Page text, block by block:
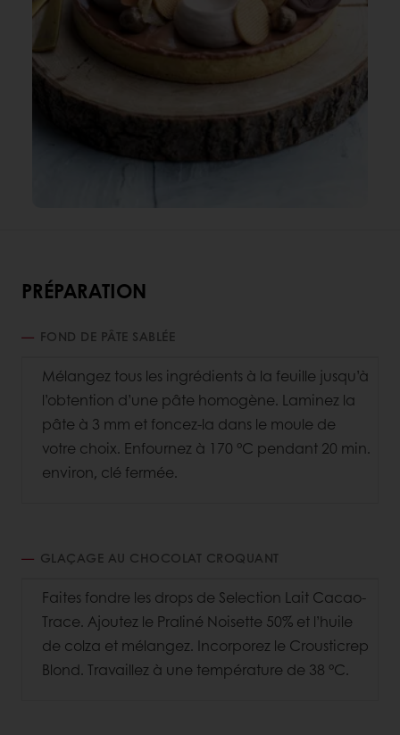
PRÉPARATION
FOND DE PÂTE SABLÉE
Mélangez tous les ingrédients à la feuille jusqu’à
l’obtention d’une pâte homogène. Laminez la
pâte à 3 mm et foncez-la dans le moule de
votre choix. Enfournez à 170 °C pendant 20 min.
environ, clé fermée.
GLAÇAGE AU CHOCOLAT CROQUANT
Faites fondre les drops de Selection Lait Cacao-
Trace. Ajoutez le Praliné Noisette 50% et l’huile
de colza et mélangez. Incorporez le Crousticrep
Blond. Travaillez à une température de 38 °C.